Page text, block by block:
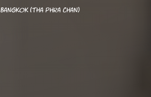
Bangkok (Tha Phra Chan)